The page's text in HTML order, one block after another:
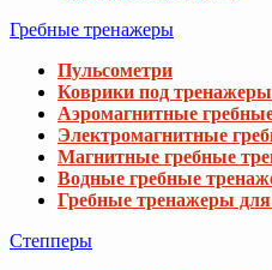
Гребные тренажеры
Пульсометри
Коврики под тренажеры
Аэромагнитные
Электромагнитные
Магнитные гребные
Водные гребные
Гребные тренажеры
Степперы